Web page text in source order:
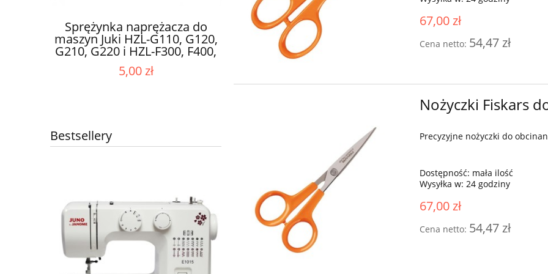
Sprężynka naprężacza do
maszyn Juki HZL-G110, G120,
G210, G220 i HZL-F300, F400,
F600
5,00 zł
OUTLET Brother M340ED +
Darmowa wysyłka
2 349,00 zł
Najniższa cena:3 210,00 zł
Igła szwalnicza Groz
DBxK5 SES z kulką różne
rozmiary
do koszyka
Bestsellery
67,00 zł
Cena netto: 54,47 zł
Nożyczki Fiskars
Precyzyjne nożyczki do
Dostępność: mała ilość
Wysyłka w: 24 godziny
67,00 zł
Cena netto: 54,47 zł